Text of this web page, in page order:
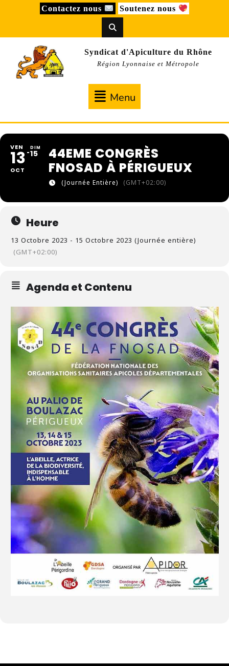
Contactez nous Soutenez nous
Syndicat d'Apiculture du Rhône
Région Lyonnaise et Métropole
Menu
VEN
13
OCT
DIM
15
44EME CONGRÈS
FNOSAD À PÉRIGUEUX
(Journée Entière) (GMT+02:00)
Heure
13 Octobre 2023 - 15 Octobre 2023 (Journée entière)
(GMT+02:00)
Agenda et Contenu